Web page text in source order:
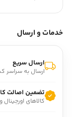
خدمات و ارسال
ارسال سریع
ارسال به سراسر
تضمین اصالت
کالاهای اورجینال